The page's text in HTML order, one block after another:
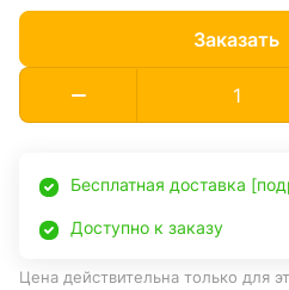
Заказать
Бесплатная доставка
Доступно к заказу
Цена действительна только для